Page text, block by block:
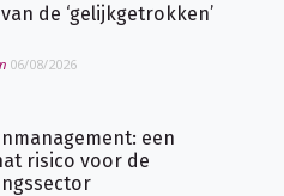
de ‘gelijkgetrokken’
06/08/2026
een
risico voor de